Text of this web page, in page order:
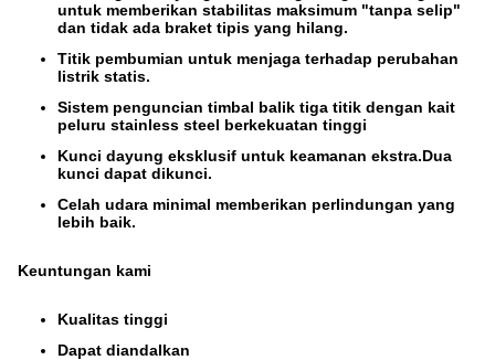
untuk memberikan stabilitas maksimum "tanpa selip"
dan tidak ada braket tipis yang hilang.
Titik pembumian untuk menjaga terhadap perubahan
listrik statis.
Sistem penguncian timbal balik tiga titik dengan kait
peluru stainless steel berkekuatan tinggi
Kunci dayung eksklusif untuk keamanan ekstra.Dua
kunci dapat dikunci.
Celah udara minimal memberikan perlindungan yang
lebih baik.
Keuntungan kami
Kualitas tinggi
Dapat diandalkan